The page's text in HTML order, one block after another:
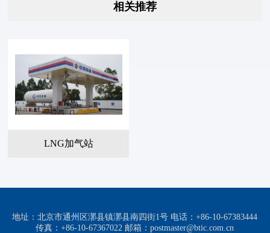
相关推荐
LNG加气站
地址：北京市通州区漷县镇漷县南四街1号 电话：+86-10-67383444
传真：+86-10-67367022 邮箱：postmaster@btic.com.cn